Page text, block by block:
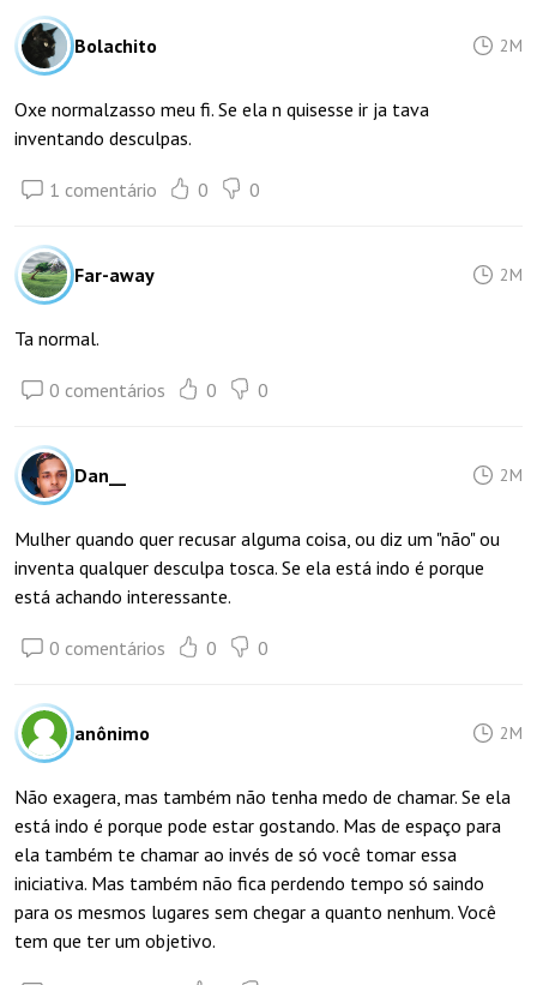
Bolachito 2M
Oxe normalzasso meu fi. Se ela n quisesse ir ja tava
inventando desculpas.
1 comentário 0 0
Far-away 2M
Ta normal.
0 comentários 0 0
Dan__ 2M
Mulher quando quer recusar alguma coisa, ou diz um "não" ou
inventa qualquer desculpa tosca. Se ela está indo é porque
está achando interessante.
0 comentários 0 0
anônimo 2M
Não exagera, mas também não tenha medo de chamar. Se ela
está indo é porque pode estar gostando. Mas de espaço para
ela também te chamar ao invés de só você tomar essa
iniciativa. Mas também não fica perdendo tempo só saindo
para os mesmos lugares sem chegar a quanto nenhum. Você
tem que ter um objetivo.